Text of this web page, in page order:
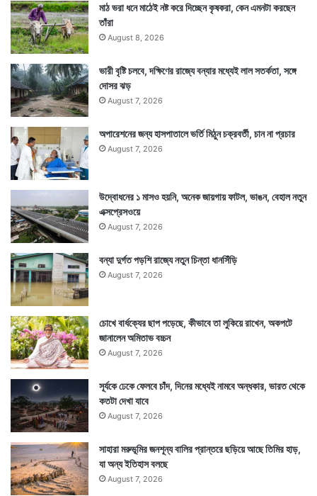
অনেকেই এবার আর সোনার পদক দেখার আশা ছেড়েছেন। ভারতের
ঝুলিতে এখন ১টি রূপো এবং ৪টি ব্রোঞ্জ পদক রয়েছে।
Tags Neeraj Chopra
মাঠ ভরা ধনে মাঠেই নষ্ট করে দিচ্ছেন কৃষকরা, কেন এমনটা করছেন
তাঁরা
August 8, 2026
ভারী বৃষ্টি চলবে, দক্ষিণের রাজ্যে বন্যার মধ্যেই লাল সতর্কতা, সঙ্গে
দোসর ঝড়
August 7, 2026
অপারেশনের জন্য হাসপাতালে ভর্তি মিঠুন চক্রবর্তী, চান না প্রচার
August 7, 2026
উদ্বোধনের ১ মাসও হয়নি, অনেক জায়গায় ফাটল, ভাঙন, বেহাল নতুন
এক্সপ্রেসওয়ে
August 7, 2026
বন্যা দুর্গত পড়শি রাজ্যে নতুন চিন্তা ধানসিঁড়ি
August 7, 2026
চোখে বার্ধক্যের ছাপ পড়েছে, কীভাবে তা লুকিয়ে রাখেন, অকপটে
জানালেন অমিতাভ বচ্চন
August 7, 2026
সূর্যকে ঢেকে ফেলবে চাঁদ, দিনের মধ্যেই নামবে অন্ধকার, ভারত থেকে
কতটা দেখা যাবে
August 7, 2026
সাহারা মরুভূমির জনশূন্য বালির প্রান্তরে ছড়িয়ে আছে তিমির হাড়,
যা অন্য ইতিহাস বলছে
August 7, 2026